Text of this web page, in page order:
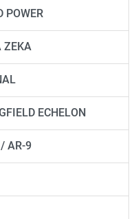
POWER
ZEKA
ECHELON
AR-9